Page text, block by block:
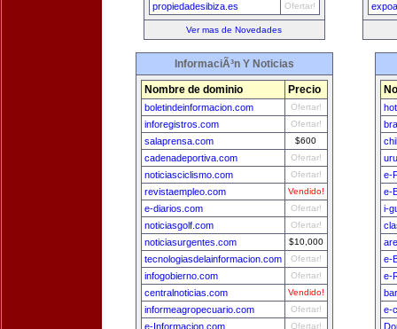
propiedadesibiza.es Ofertar!
Ver mas de Novedades
InformaciÃ³n Y Noticias
Nombre de dominio Precio
boletindeinformacion.com Ofertar!
inforegistros.com Ofertar!
salaprensa.com $600
cadenadeportiva.com Ofertar!
noticiasciclismo.com Ofertar!
revistaempleo.com Vendido!
e-diarios.com Ofertar!
noticiasgolf.com Ofertar!
noticiasurgentes.com $10,000
tecnologiasdelainformacion.com Ofertar!
infogobierno.com Ofertar!
centralnoticias.com Vendido!
informeagropecuario.com Ofertar!
e-Informacion.com Ofertar!
e-
e-
i-
e-
e-
e-